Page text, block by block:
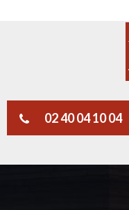
02 40 04 10 04